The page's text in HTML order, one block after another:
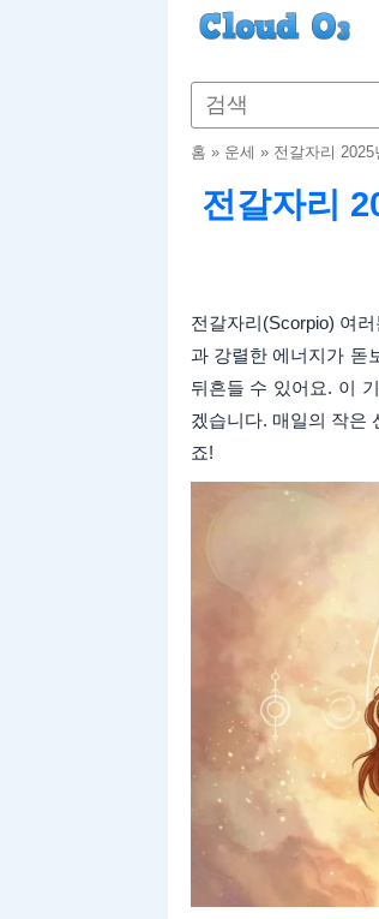
홈 » 운세 » 전갈자리
전갈자리
전갈자리(Scorpio) 여
과 강렬한 에너지가 돋
뒤흔들 수 있어요. 이
겠습니다. 매일의 작은
죠!